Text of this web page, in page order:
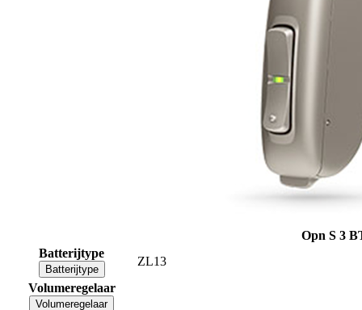
Opn S 3
Batterijtype
Batterijtype
ZL13
Volumeregelaar
Volumeregelaar